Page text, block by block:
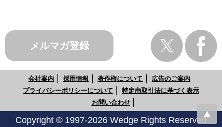
メルマガ登録
会社案内 採用情報 著作権について
広告のご案内
プライバシーポリシーについて
特定商取引法に基づく表示
お問い合わせ
Copyright © 1997-2026 Wedge Rights Reserved